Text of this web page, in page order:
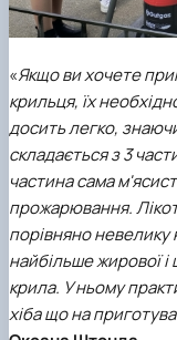
«Якщо ви хочете
крильця, їх
досить легко,
складається з 3
частина сама
прожарювання.
порівняно невелику
найбільше жирової і
крила. У ньому
хіба що на